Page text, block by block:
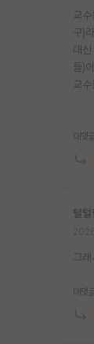
교
구)
대
들)
교
대댓
털털
그
대댓